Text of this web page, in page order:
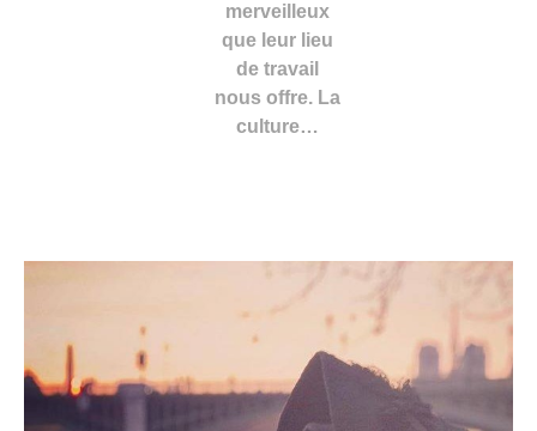
merveilleux
que leur lieu
de travail
nous offre. La
culture…